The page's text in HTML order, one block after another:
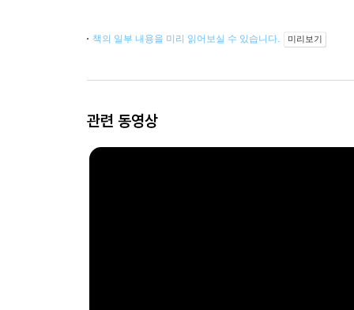
책의 일부 내용을 미리 읽어보실 수 있습니다. 미리보기
관련 동영상